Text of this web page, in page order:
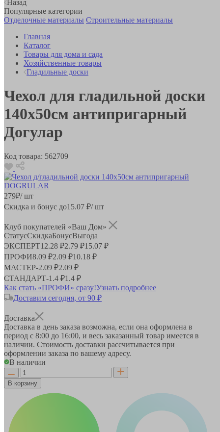
Назад
Популярные категории
Отделочные материалы Строительные материалы
Главная
Каталог
Товары для дома и сада
Хозяйственные товары
Гладильные доски
Чехол для гладильной доски
140х50см антипригарный
Догулар
Код товара: 562709
279₽/ шт
Скидка и бонус до15.07 ₽/ шт
Клуб покупателей «Ваш Дом»
СтатусСкидкаБонусВыгода
ЭКСПЕРТ12.28 ₽2.79 ₽15.07 ₽
ПРОФИ8.09 ₽2.09 ₽10.18 ₽
МАСТЕР-2.09 ₽2.09 ₽
СТАНДАРТ-1.4 ₽1.4 ₽
Как стать «ПРОФИ» сразу!Узнать подробнее
Доставим сегодня, от 90 ₽
Доставка
Доставка в день заказа возможна, если она оформлена в
период с 8:00 до 16:00, и весь заказанный товар имеется в
наличии. Стоимость доставки рассчитывается при
оформлении заказа по вашему адресу.
В наличии
В корзину